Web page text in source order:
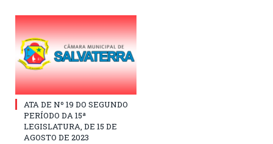
ATA DE Nº 19 DO SEGUNDO
PERÍODO DA 15ª
LEGISLATURA, DE 15 DE
AGOSTO DE 2023